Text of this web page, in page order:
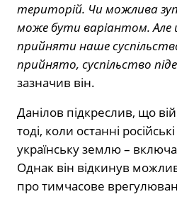
територій. Чи можлива
може бути варіантом. Але
прийняти наше
прийнято, суспільство піде
зазначив він.
Данілов підкреслив, що
тоді, коли останні
українську землю –
Однак він відкинув
про тимчасове